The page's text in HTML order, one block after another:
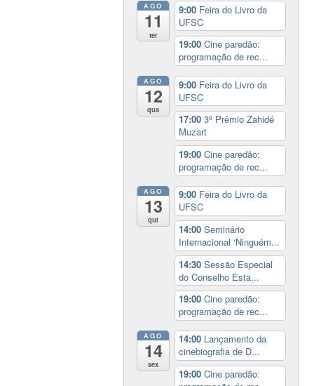
AGO
11
ter
9:00 Feira do Livro da
UFSC
19:00Cine paredão:
programação de rec...
AGO
12
qua
9:00 Feira do Livro da
UFSC
17:003º Prêmio Zahidé
Muzart
19:00Cine paredão:
programação de rec...
AGO
13
qui
9:00 Feira do Livro da
UFSC
14:00Seminário
Internacional ‘Ninguém...
14:30Sessão Especial
do Conselho Esta...
19:00Cine paredão:
programação de rec...
AGO
14
sex
14:00 Lançamento da
cinebiografia de D...
19:00Cine paredão: